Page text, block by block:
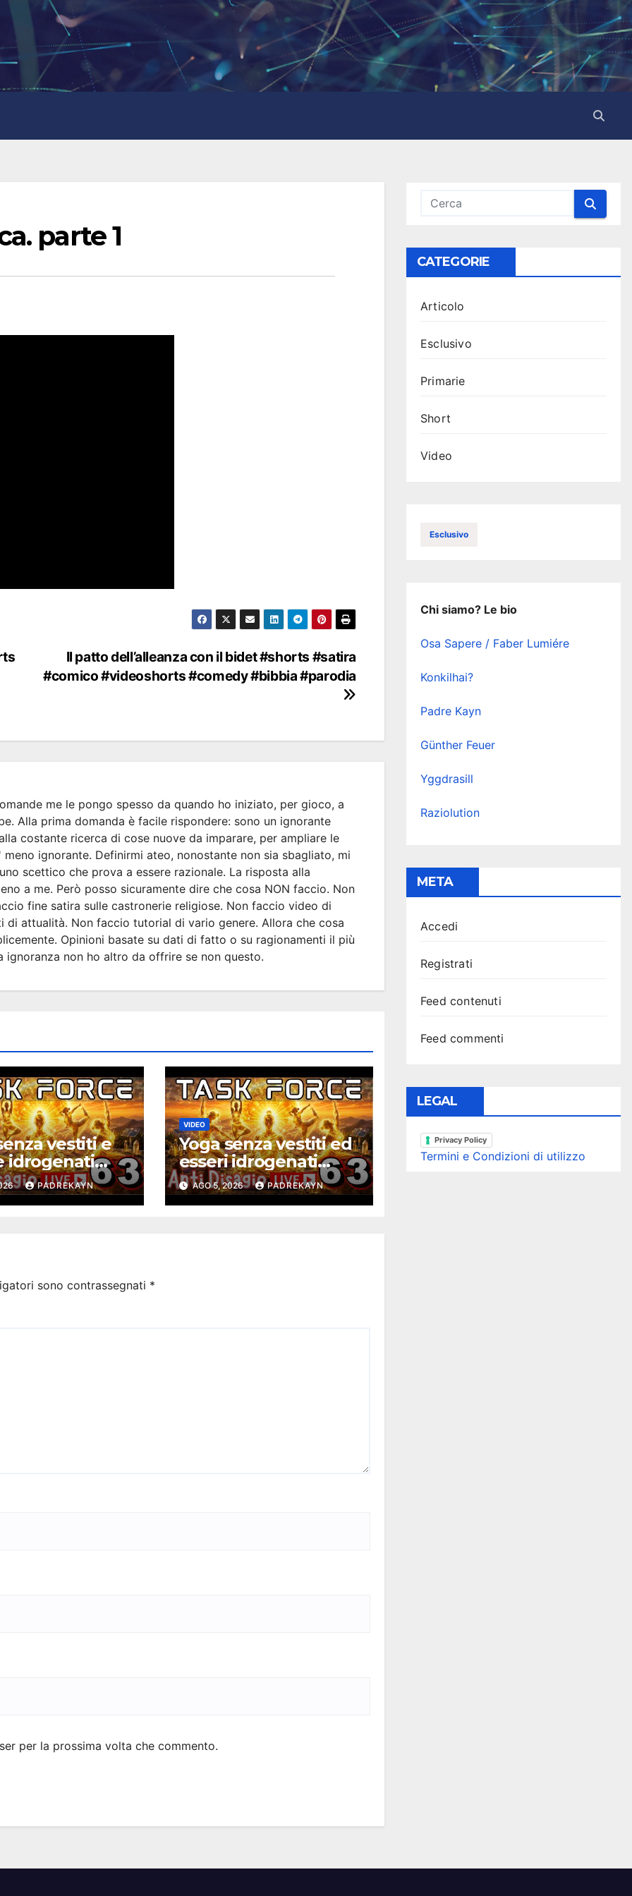
parte 1
Il patto dell’alleanza con il bidet #shorts #satira
#comico #videoshorts #comedy #bibbia #parodia
me le pongo spesso da quando ho iniziato, per gioco, a
Alla prima domanda è facile rispondere: sono un ignorante
costante ricerca di cose nuove da imparare, per ampliare le
ignorante. Definirmi ateo, nonostante non sia sbagliato, mi
scettico che prova a essere razionale. La risposta alla
a me. Però posso sicuramente dire che cosa NON faccio. Non
fine satira sulle castronerie religiose. Non faccio video di
attualità. Non faccio tutorial di vario genere. Allora che cosa
Opinioni basate su dati di fatto o su ragionamenti il più
ignoranza non ho altro da offrire se non questo.
vestiti e
idrogenati
Task Force
ep. 63
PADREKAYN
VIDEO
Yoga senza vestiti ed
esseri idrogenati
solari – Task Force
Antidisagio 63
AGO 5, 2026 PADREKAYN
sono contrassegnati *
per la prossima volta che commento.
CATEGORIE
Articolo
Esclusivo
Primarie
Short
Video
Esclusivo
Chi siamo? Le bio
Osa Sapere / Faber Lumiére
Konkilhai?
Padre Kayn
Günther Feuer
Yggdrasill
Raziolution
META
Accedi
Registrati
Feed contenuti
Feed commenti
LEGAL
Privacy Policy
Termini e Condizioni di utilizzo